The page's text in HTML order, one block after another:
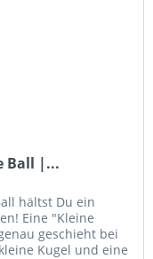
Ball |...
hältst Du ein
Eine "Kleine
geschieht bei
Kugel und eine